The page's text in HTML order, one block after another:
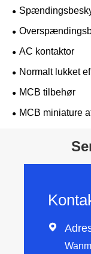
AC kontaktor
Normalt lukket
MCB tilbehør
MCB miniature
